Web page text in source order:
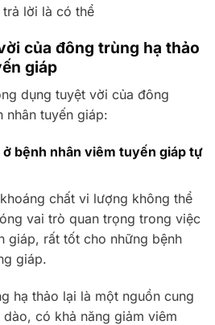
trả lời là có thể
của đông trùng hạ thảo
giáp
dụng tuyệt vời của đông
nhân tuyến giáp:
bệnh nhân viêm tuyến giáp tự
chất vi lượng không thể
vai trò quan trọng trong việc
giáp, rất tốt cho những bệnh
giáp.
hạ thảo lại là một nguồn cung
có khả năng giảm viêm